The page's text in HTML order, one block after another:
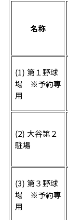
名称
(1) 第１野球
場 ※予約専
用
(2) 大谷第２
駐場
(3) 第３野球
場 ※予約専
用